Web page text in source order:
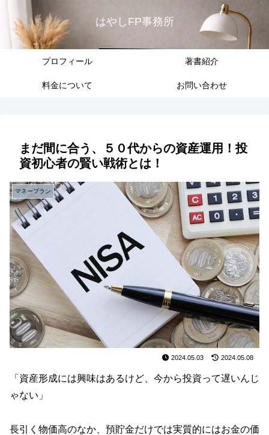
はやしFP事務所
プロフィール 著書紹介
料金について お問い合わせ
まだ間に合う、５０代からの資産運用！投
資初心者の賢い戦術とは！
マネープラン
2024.05.03 2024.05.08
「資産形成には興味はあるけど、今から投資って遅いんじ
ゃない」
長引く物価高のなか、預貯金だけでは実質的にはお金の価